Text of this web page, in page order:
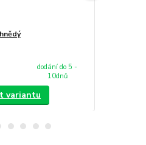
dodání do 5 -
10dnů
variantu